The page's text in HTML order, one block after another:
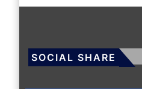
SOCIAL SHARE